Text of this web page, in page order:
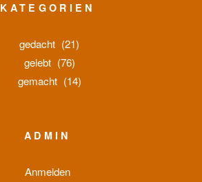
KATEGORIEN
gedacht (21)
gelebt (76)
gemacht (14)
ADMIN
Anmelden